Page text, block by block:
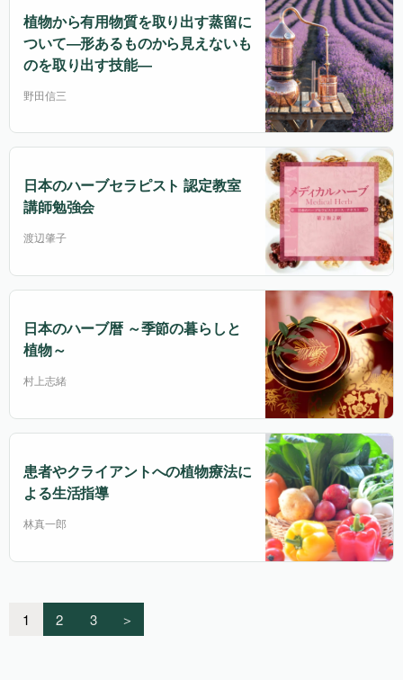
植物から有用物質を取り出す蒸留に
ついて―形あるものから見えないも
のを取り出す技能―
野田信三
日本のハーブセラピスト 認定教室
講師勉強会
渡辺肇子
日本のハーブ暦 ～季節の暮らしと
植物～
村上志緒
患者やクライアントへの植物療法に
よる生活指導
林真一郎
1 2 3 ＞